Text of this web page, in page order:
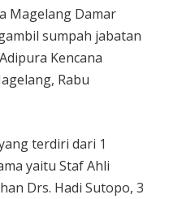
Magelang Damar
sumpah jabatan
Kencana
Rabu
terdiri dari 1
yaitu Staf Ahli
Drs. Hadi Sutopo, 3